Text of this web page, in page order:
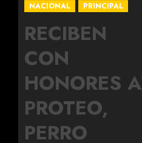
NACIONAL PRINCIPAL
RECIBEN
CON
HONORES A
PROTEO,
PERRO